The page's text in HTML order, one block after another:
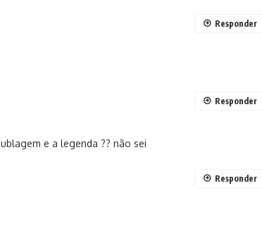
Responder
e a legenda ?? não sei
Responder
Responder